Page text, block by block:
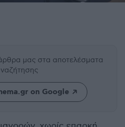
μας στα αποτελέσματα
on Google